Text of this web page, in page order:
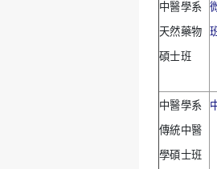
中醫學系
天然藥物
碩士班
中醫學系
傳統中醫
學碩士班